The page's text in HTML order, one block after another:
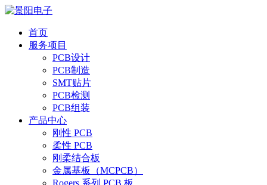
首页
服务项目
PCB设计
PCB制造
SMT贴片
PCB检测
PCB组装
产品中心
刚性 PCB
柔性 PCB
刚柔结合板
金属基板（MCPCB）
Rogers 系列 PCB 板